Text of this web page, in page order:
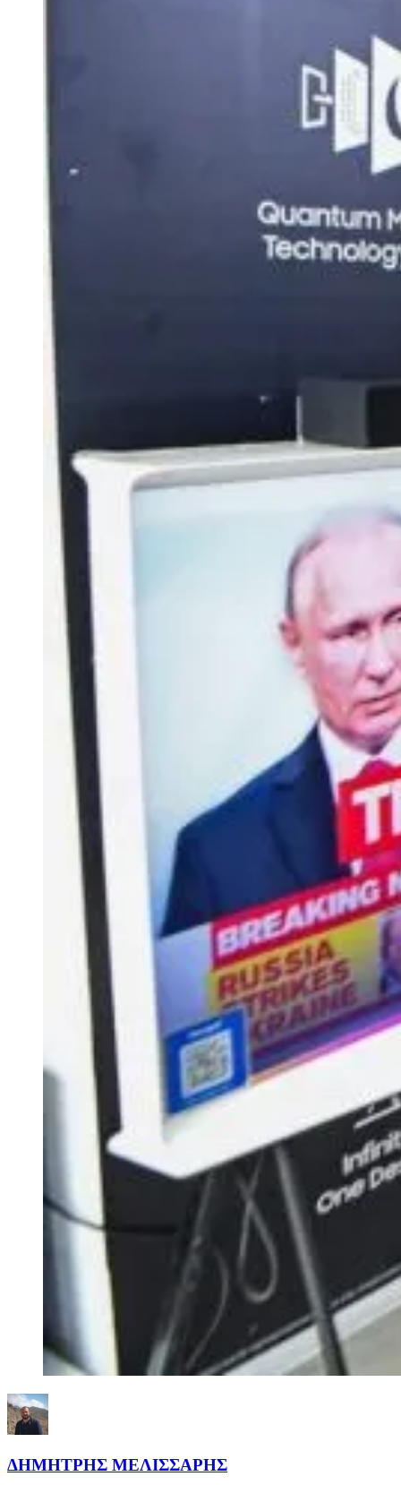
ΔΗΜΗΤΡΗΣ ΜΕΛΙΣΣΑΡΗΣ